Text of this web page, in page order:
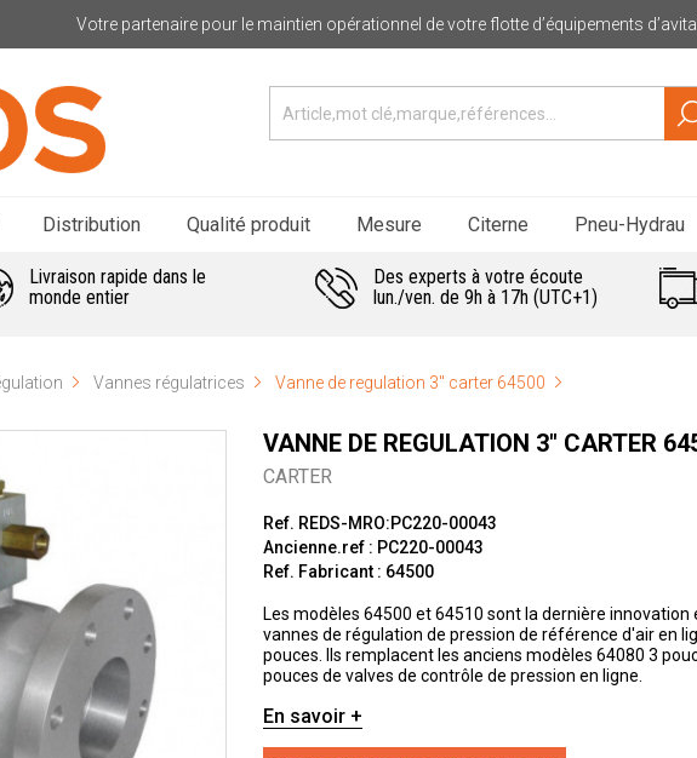
Votre partenaire pour le maintien opérationnel de votre flotte d’équipements
Distribution Qualité produit Mesure Citerne Pneu-Hydrau
Livraison rapide dans le
monde entier
Des experts à votre écoute
lun./ven. de 9h à 17h (UTC+1)
Vannes régulatrices Vanne de regulation 3" carter 64500
VANNE DE REGULATION 3" CARTER
CARTER
Ref. REDS-MRO:PC220-00043
Ancienne.ref : PC220-00043
Ref. Fabricant : 64500
Les modèles 64500 et 64510 sont la dernière innovation
vannes de régulation de pression de référence d'air en
pouces. Ils remplacent les anciens modèles 64080 3
pouces de valves de contrôle de pression en ligne.
En savoir +